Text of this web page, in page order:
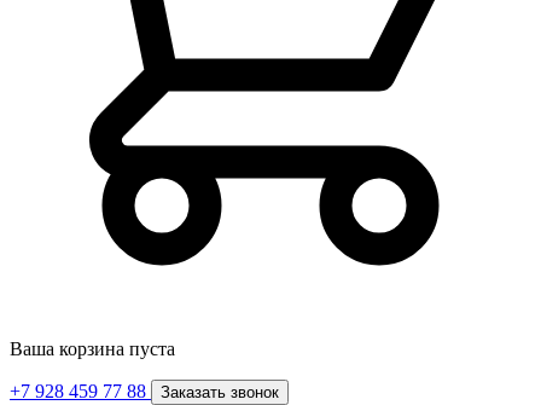
Ваша корзина пуста
+7 928 459 77 88 Заказать звонок